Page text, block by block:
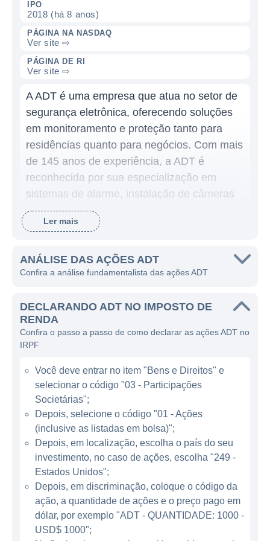
IPO
2018 (há 8 anos)
PÁGINA NA NASDAQ
Ver site ⇨
PÁGINA DE RI
Ver site ⇨
A ADT é uma empresa que atua no setor de
segurança eletrônica, oferecendo soluções
em monitoramento e proteção tanto para
residências quanto para negócios. Com mais
de 145 anos de experiência, a ADT é
reconhecida por sua especialização em
sistemas de alarme, instalação de câmeras
de segurança e serviços de monitoramento
24 horas. O foco da companhia é garantir a
tecnologia de ponta e um atendimento de
qualidade.
A ADT ganha dinheiro principalmente através
da venda de equipamentos de segurança e
da prestação de serviços de monitoramento.
A empresa possui um modelo de negócios
baseado na assinatura mensal dos seus
serviços, o que proporciona uma receita
recorrente e estável. Além disso, a ADT
oferece serviços de consultoria em
segurança, ajudando seus clientes a
identificar suas necessidades específicas e
criando soluções personalizadas.
ATUAÇÃO DA ADT
Presente em diversos países, a ADT se
Ler mais
ANÁLISE DAS AÇÕES ADT
Confira a análise fundamentalista das ações ADT
DECLARANDO ADT NO IMPOSTO DE
RENDA
Confira o passo a passo de como declarar as ações ADT no
IRPF
Você deve entrar no item "Bens e Direitos" e
selecionar o código "03 - Participações
Societárias";
Depois, selecione o código "01 - Ações
(inclusive as listadas em bolsa)";
Depois, em localização, escolha o país do seu
investimento, no caso de ações, escolha "249 -
Estados Unidos";
Depois, em discriminação, coloque o código da
ação, a quantidade de ações e o preço pago em
dólar, por exemplo "ADT - QUANTIDADE: 1000 -
USD$ 1000";